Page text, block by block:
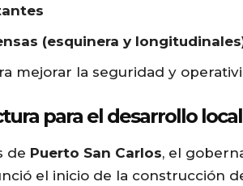
(esquinera y
mejorar la seguridad y
para el desarrollo local
de Puerto San Carlos, el
el inicio de la construcción